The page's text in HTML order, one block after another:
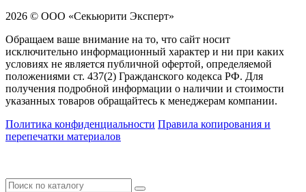
2026 © ООО «Секьюрити Эксперт»
Обращаем ваше внимание на то, что сайт носит
исключительно информационный характер и ни при каких
условиях не является публичной офертой, определяемой
положениями ст. 437(2) Гражданского кодекса РФ. Для
получения подробной информации о наличии и стоимости
указанных товаров обращайтесь к менеджерам компании.
Политика конфиденциальности Правила копирования и
перепечатки материалов